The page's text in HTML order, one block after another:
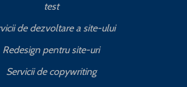
test
de dezvoltare a site-ului
Redesign pentru site-uri
Servicii de copywriting